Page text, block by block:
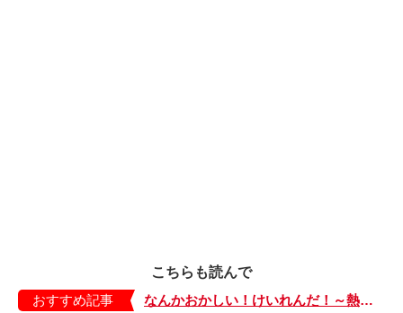
こちらも読んで
おすすめ記事
なんかおかしい！けいれんだ！～熱性けいれんの記録・前編～【もちもち！おもちBOY・14】